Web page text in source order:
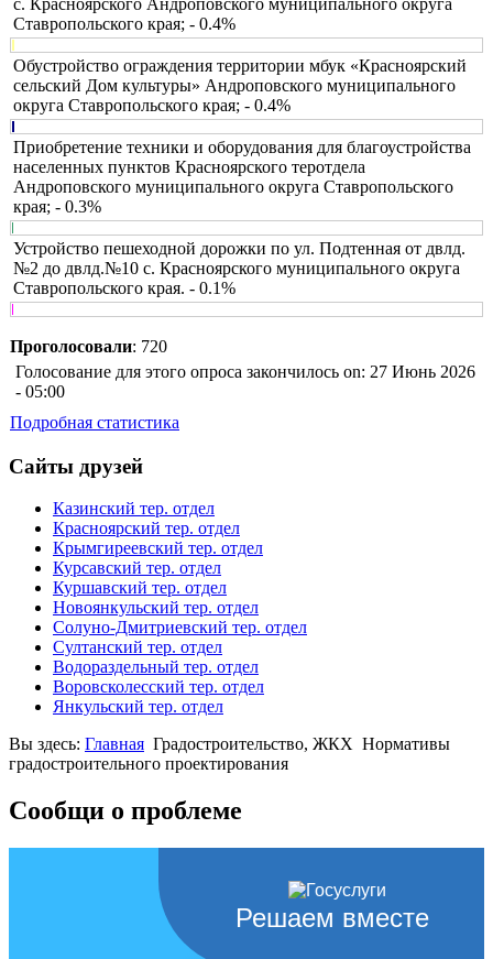
Ставропольского края; - 0.4%
Обустройство ограждения территории мбук «Красноярский
сельский Дом культуры» Андроповского муниципального
округа Ставропольского края; - 0.4%
Приобретение техники и оборудования для благоустройства
населенных пунктов Красноярского теротдела
Андроповского муниципального округа Ставропольского
края; - 0.3%
Устройство пешеходной дорожки по ул. Подтенная от двлд.
№2 до двлд.№10 с. Красноярского муниципального округа
Ставропольского края. - 0.1%
Проголосовали: 720
Голосование для этого опроса закончилось on: 27 Июнь 2026
- 05:00
Подробная статистика
Сайты друзей
Казинский тер. отдел
Красноярский тер. отдел
Крымгиреевский тер. отдел
Курсавский тер. отдел
Куршавский тер. отдел
Новоянкульский тер. отдел
Солуно-Дмитриевский тер. отдел
Султанский тер. отдел
Водораздельный тер. отдел
Воровсколесский тер. отдел
Янкульский тер. отдел
Вы здесь: Главная Градостроительство, ЖКХ Нормативы
градостроительного проектирования
Сообщи о проблеме
Решаем вместе